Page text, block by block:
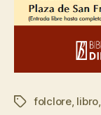
Etiquetas
folclore, libro,